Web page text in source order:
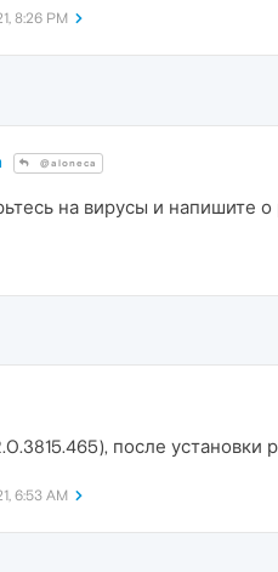
8:26 PM
@aloneca
на вирусы и напишите о
после
6:53 AM